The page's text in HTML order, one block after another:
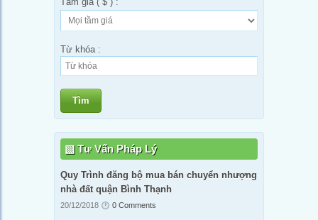
Từ khóa :
Tìm
Tư Vấn Pháp Lý
Quy Trình đăng bộ mua bán chuyển nhượng
nhà đất quận Bình Thạnh
20/12/2018 0 Comments